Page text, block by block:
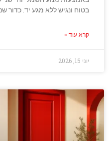
בטוח ונגיש ללא מגע יד. כדור
קרא עוד »
יוני 15, 2026